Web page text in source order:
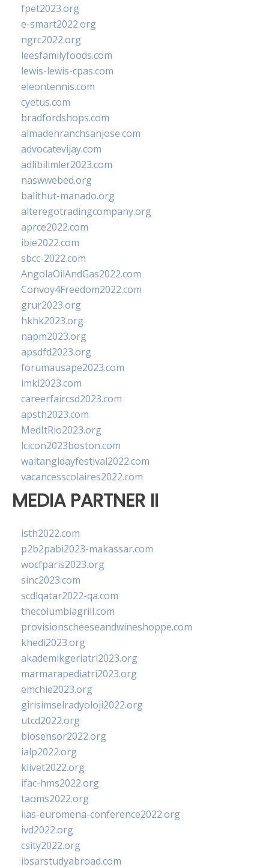
fpet2023.org
e-smart2022.org
ngrc2022.org
leesfamilyfoods.com
lewis-lewis-cpas.com
eleontennis.com
cyetus.com
bradfordshops.com
almadenranchsanjose.com
advocatevijay.com
adlibilimler2023.com
naswwebed.org
balithut-manado.org
alteregotradingcompany.org
aprce2022.com
ibie2022.com
sbcc-2022.com
AngolaOilAndGas2022.com
Convoy4Freedom2022.com
grur2023.org
hkhk2023.org
napm2023.org
apsdfd2023.org
forumausape2023.com
imkl2023.com
careerfaircsd2023.com
apsth2023.com
MedItRio2023.org
lcicon2023boston.com
waitangidayfestival2022.com
vacancesscolaires2022.com
MEDIA PARTNER II
isth2022.com
p2b2pabi2023-makassar.com
wocfparis2023.org
sinc2023.com
scdlqatar2022-qa.com
thecolumbiagrill.com
provisionscheeseandwineshoppe.com
khedi2023.org
akademikgeriatri2023.org
marmarapediatri2023.org
emchie2023.org
girisimselradyoloji2022.org
utcd2022.org
biosensor2022.org
ialp2022.org
klivet2022.org
ifac-hms2022.org
taoms2022.org
iias-euromena-conference2022.org
ivd2022.org
csity2022.org
ibsarstudyabroad.com